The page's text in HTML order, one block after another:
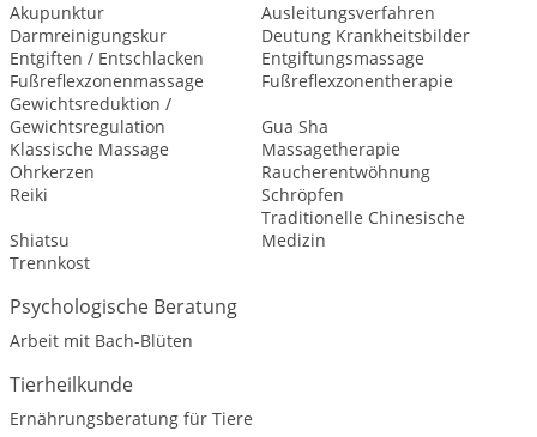
Akupunktur
Ausleitungsverfahren
Darmreinigungskur
Deutung Krankheitsbilder
Entgiften / Entschlacken
Entgiftungsmassage
Fußreflexzonenmassage
Fußreflexzonentherapie
Gewichtsreduktion /
Gewichtsregulation
Gua Sha
Klassische Massage
Massagetherapie
Ohrkerzen
Raucherentwöhnung
Reiki
Schröpfen
Shiatsu
Traditionelle Chinesische
Medizin
Trennkost
Psychologische Beratung
Arbeit mit Bach-Blüten
Tierheilkunde
Ernährungsberatung für Tiere